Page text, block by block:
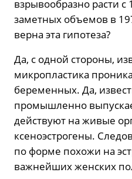
взрывообразно расти с
заметных объемов в
верна эта гипотеза?
Да, с одной стороны,
микропластика
беременных. Да,
промышленно
действуют на живые
ксеноэстрогены.
по форме похожи на
важнейших женских